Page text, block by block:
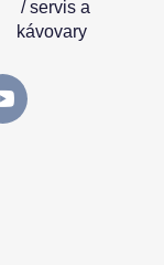
/ servis a
kávovary